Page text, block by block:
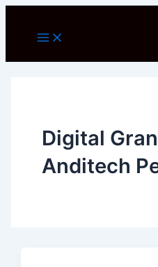
Main
Menu
Digital
Anditech